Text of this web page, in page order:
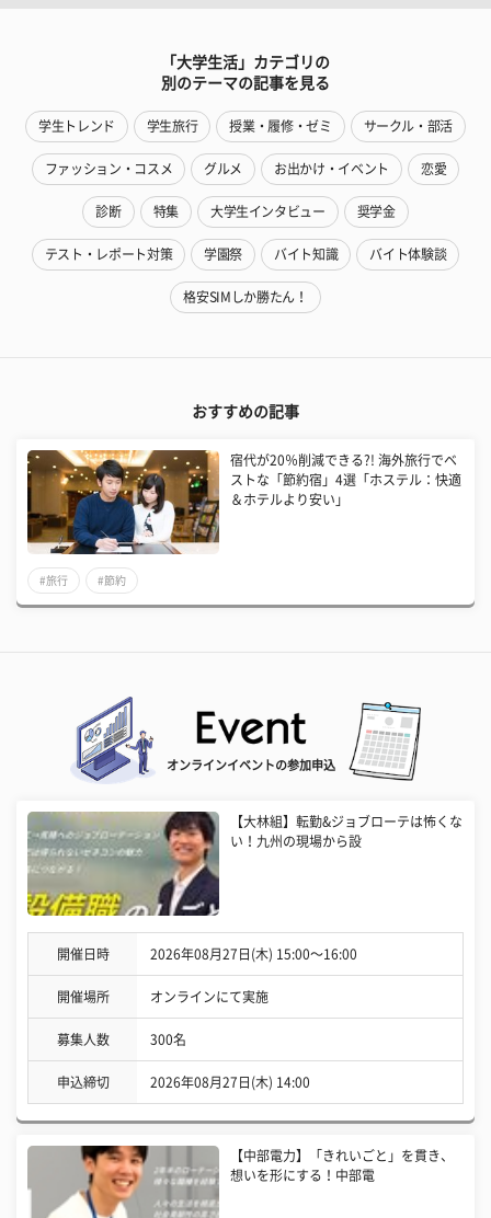
「大学生活」カテゴリの
別のテーマの記事を見る
学生トレンド 学生旅行 授業・履修・ゼミ サークル・部活
ファッション・コスメ グルメ お出かけ・イベント 恋愛
診断 特集 大学生インタビュー 奨学金
テスト・レポート対策 学園祭 バイト知識 バイト体験談
格安SIMしか勝たん！
おすすめの記事
宿代が20％削減できる?! 海外旅行でベ
ストな「節約宿」4選「ホステル：快適
＆ホテルより安い」
#旅行 #節約
オンラインイベントの参加申込
【大林組】転勤&ジョブローテは怖くな
い！九州の現場から設
開催日時 2026年08月27日(木) 15:00〜16:00
開催場所 オンラインにて実施
募集人数 300名
申込締切 2026年08月27日(木) 14:00
【中部電力】「きれいごと」を貫き、
想いを形にする！中部電